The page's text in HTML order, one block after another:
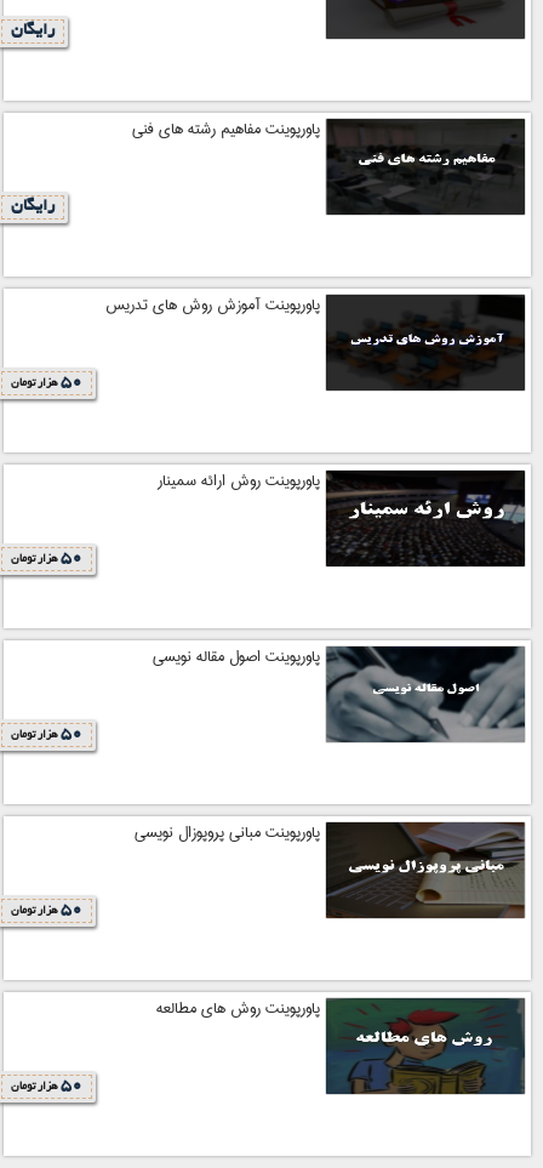
رایگان
پاورپوینت مفاهیم رشته های فنی
رایگان
پاورپوینت آموزش روش های تدریس
50 هزار تومان
پاورپوینت روش ارائه سمینار
50 هزار تومان
پاورپوینت اصول مقاله نویسی
50 هزار تومان
پاورپوینت مبانی پروپوزال نویسی
50 هزار تومان
پاورپوینت روش های مطالعه
50 هزار تومان